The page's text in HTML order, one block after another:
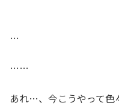
…
……
あれ…、今こうやって色